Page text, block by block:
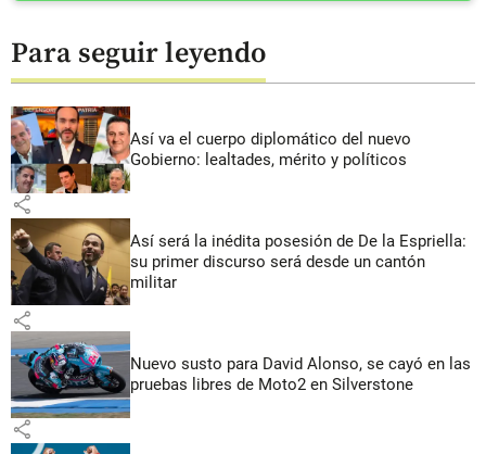
Para seguir leyendo
Así va el cuerpo diplomático del nuevo
Gobierno: lealtades, mérito y políticos
share
Así será la inédita posesión de De la Espriella:
su primer discurso será desde un cantón
militar
share
Nuevo susto para David Alonso, se cayó en las
pruebas libres de Moto2 en Silverstone
share